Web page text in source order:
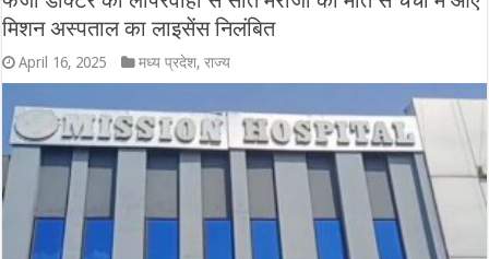
मिशन अस्पताल का लाइसेंस निलंबित
April 16, 2025 मध्य प्रदेश,राज्य